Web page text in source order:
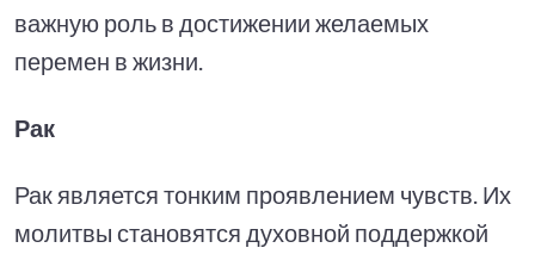
важную роль в достижении желаемых
перемен в жизни.
Рак
Рак является тонким проявлением чувств. Их
молитвы становятся духовной поддержкой